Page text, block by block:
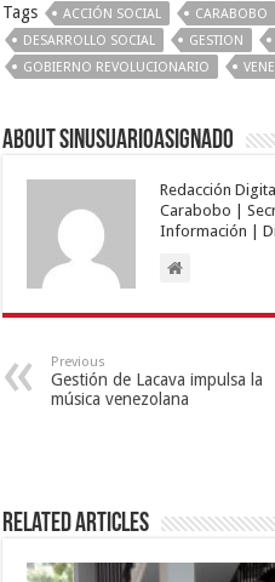
Tags ACCIÓN SOCIAL CARABOBO
DESARROLLO SOCIAL
GESTION
GOBIERNO REVOLUCIONARIO
About sinusuarioasignado
Redacción
Carabobo |
Información |
Previous
Gestión de Lacava impulsa la
música venezolana
Related Articles